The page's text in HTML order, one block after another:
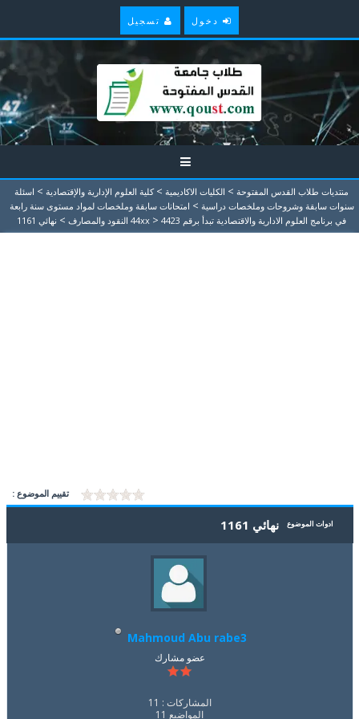
دخول تسجيل
منتديات طلاب القدس المفتوحة > الكليات الاكاديمية > كلية العلوم الإدارية والإقتصادية > اسئلة
سنوات سابقة وشروحات وملخصات دراسية > امتحانات سابقة وملخصات لمواد مستوى سنة رابعة
في برنامج العلوم الادارية والاقتصادية تبدأ برقم 44xx
> 4423 النقود والمصارف > نهائي 1161
تقييم الموضوع :
ادوات الموضوع نهائي 1161
Mahmoud Abu rabe3
عضو مشارك
المشاركات : 11
المواضيع 11